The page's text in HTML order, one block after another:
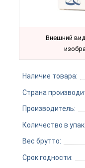
Внешний
Наличие товара:
Страна
Производитель:
Количество в
Вес брутто:
Срок годности: